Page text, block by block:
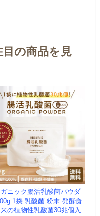
の商品を見
ニック腸活乳酸菌パウダ
1袋 乳酸菌 粉末 発酵食
の植物性乳酸菌30兆個入